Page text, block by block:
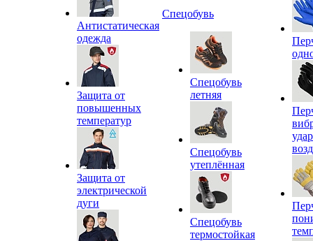
Антистатическая
одежда
Защита от
повышенных
температур
Защита от
электрической
дуги
Спецобувь
Спецобувь
летняя
Спецобувь
утеплённая
Спецобувь
термостойкая